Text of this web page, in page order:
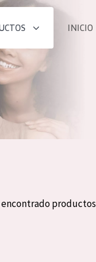
INICIO
encontrado productos